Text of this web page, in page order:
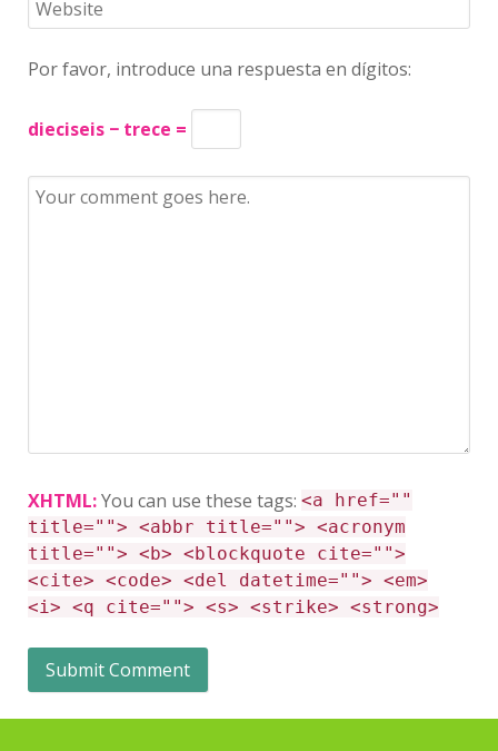
Por favor, introduce una respuesta en dígitos:
dieciseis − trece =
XHTML:You can use these tags: <a href=""
title=""> <abbr title=""> <acronym
title=""> <b> <blockquote cite="">
<cite> <code> <del datetime=""> <em>
<i> <q cite=""> <s> <strike> <strong>